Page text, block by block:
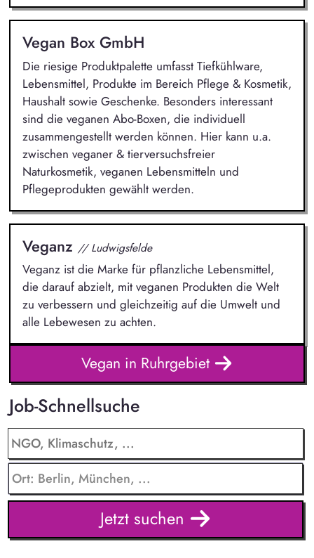
Vegan Box GmbH
Die riesige Produktpalette umfasst Tiefkühlware,
Lebensmittel, Produkte im Bereich Pflege & Kosmetik,
Haushalt sowie Geschenke. Besonders interessant
sind die veganen Abo-Boxen, die individuell
zusammengestellt werden können. Hier kann u.a.
zwischen veganer & tierversuchsfreier
Naturkosmetik, veganen Lebensmitteln und
Pflegeprodukten gewählt werden.
Veganz // Ludwigsfelde
Veganz ist die Marke für pflanzliche Lebensmittel,
die darauf abzielt, mit veganen Produkten die Welt
zu verbessern und gleichzeitig auf die Umwelt und
alle Lebewesen zu achten.
Vegan in Ruhrgebiet
Job-Schnellsuche
Jetzt suchen